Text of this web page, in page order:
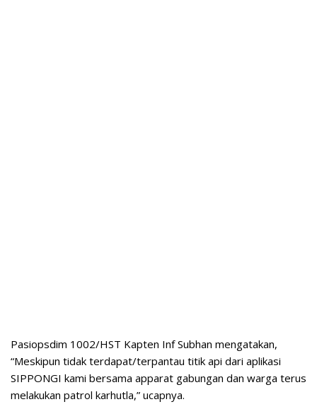
Pasiopsdim 1002/HST Kapten Inf Subhan mengatakan,
“Meskipun tidak terdapat/terpantau titik api dari aplikasi
SIPPONGI kami bersama apparat gabungan dan warga terus
melakukan patrol karhutla,” ucapnya.